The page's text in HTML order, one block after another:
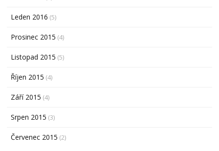
Leden 2016 (5)
Prosinec 2015 (4)
Listopad 2015 (5)
Říjen 2015 (4)
Září 2015 (4)
Srpen 2015 (3)
Červenec 2015 (2)